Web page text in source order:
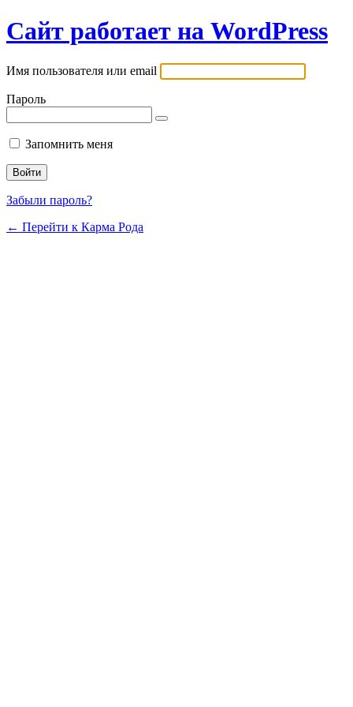
Сайт работает на WordPress
Имя пользователя или email
Пароль
Запомнить меня
Забыли пароль?
← Перейти к Карма Рода